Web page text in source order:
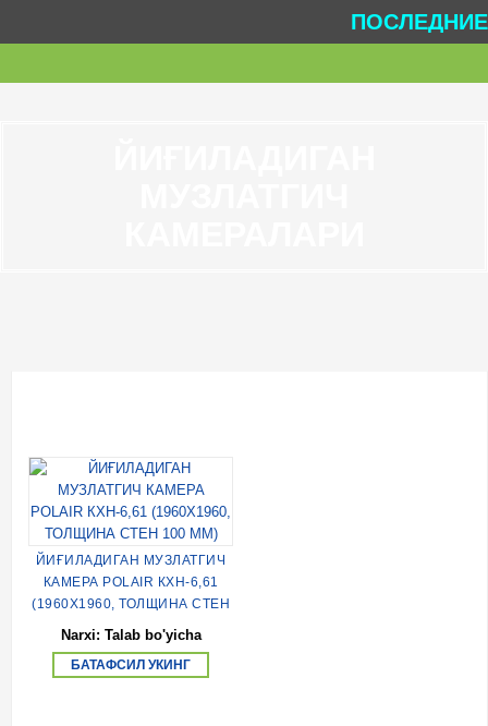
ЙИҒИЛАДИГАН МУЗЛАТГИЧ
КАМЕРА POLAIR КХН-6,61
(1960Х1960, ТОЛЩИНА СТЕН
100 ММ)
Narxi: Talab bo'yicha
БАТАФСИЛ УКИНГ